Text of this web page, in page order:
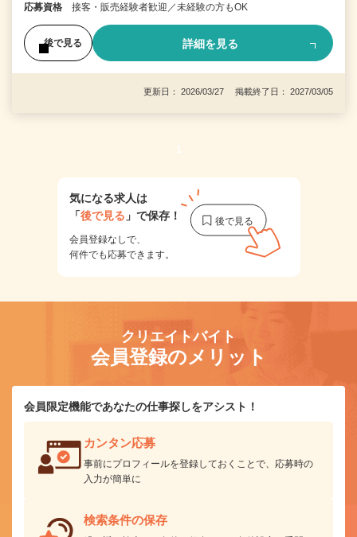
応募資格 接客・販売経験者歓迎／未経験の方もOK
後で見る 詳細を見る
更新日： 2026/03/27 掲載終了日： 2027/03/05
1
気になる求人は
「後で見る 」で保存！
会員登録なしで、
何件でも応募できます。
クリエイトバイト
会員登録のメリット
会員限定機能であなたの仕事探しをアシスト！
カンタン応募
事前にプロフィールを登録しておくことで、応募時の
入力が簡単に
検索条件の保存